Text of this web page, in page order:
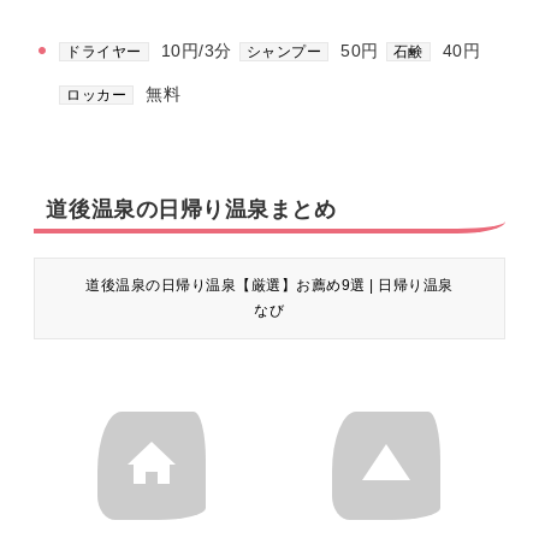
ドライヤー 10円/3分 シャンプー 50円 石鹸 40円
ロッカー 無料
道後温泉の日帰り温泉まとめ
道後温泉の日帰り温泉【厳選】お薦め9選 | 日帰り温泉
なび